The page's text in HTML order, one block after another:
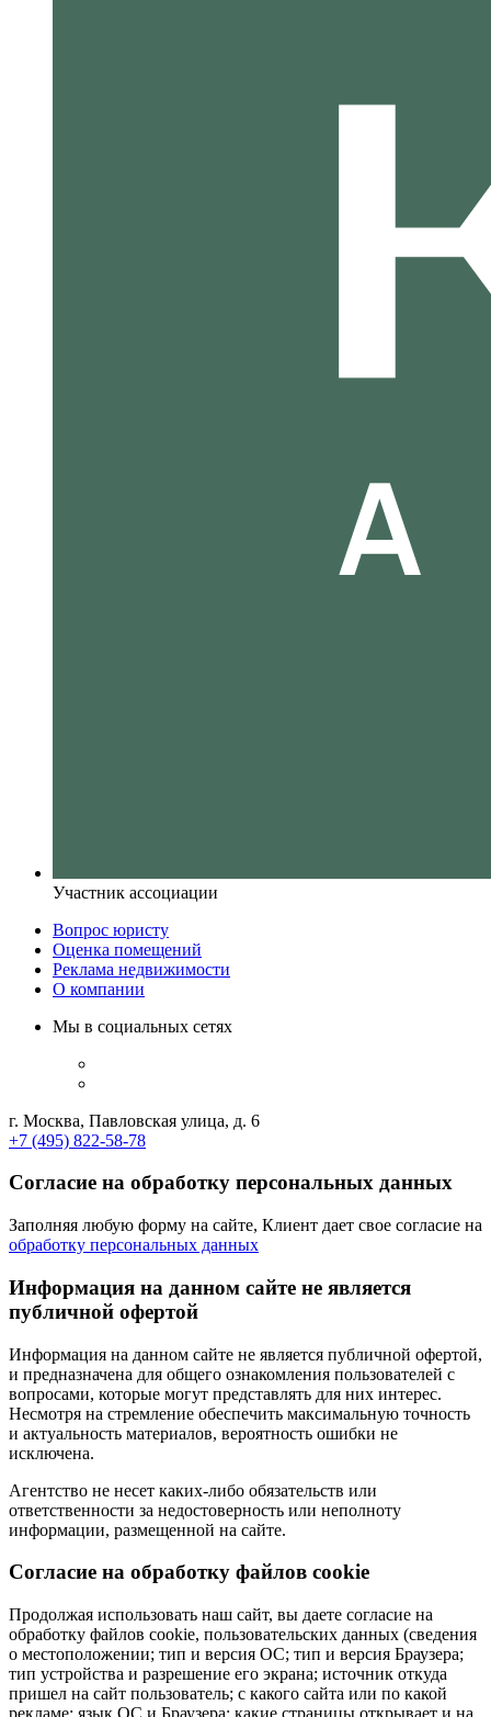
Участник ассоциации
Вопрос юристу
Оценка помещений
Реклама недвижимости
О компании
Мы в социальных сетях
г. Москва, Павловская улица, д. 6
+7 (495) 822-58-78
Согласие на обработку персональных данных
Заполняя любую форму на сайте, Клиент дает свое согласие на
обработку персональных данных
Информация на данном сайте не является
публичной офертой
Информация на данном сайте не является публичной офертой,
и предназначена для общего ознакомления пользователей с
вопросами, которые могут представлять для них интерес.
Несмотря на стремление обеспечить максимальную точность
и актуальность материалов, вероятность ошибки не
исключена.
Агентство не несет каких-либо обязательств или
ответственности за недостоверность или неполноту
информации, размещенной на сайте.
Cогласие на обработку файлов cookie
Продолжая использовать наш сайт, вы даете согласие на
обработку файлов cookie, пользовательских данных (сведения
о местоположении; тип и версия ОС; тип и версия Браузера;
тип устройства и разрешение его экрана; источник откуда
пришел на сайт пользователь; с какого сайта или по какой
рекламе; язык ОС и Браузера; какие страницы открывает и на